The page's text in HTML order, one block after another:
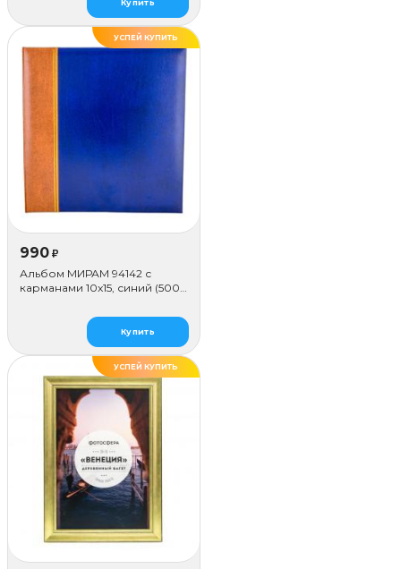
Купить
УСПЕЙ КУПИТЬ
990 ₽
Альбом МИРАМ 94142 с
карманами 10x15, синий (500
Купить
УСПЕЙ КУПИТЬ
ДЕЛАЕМ САМИ